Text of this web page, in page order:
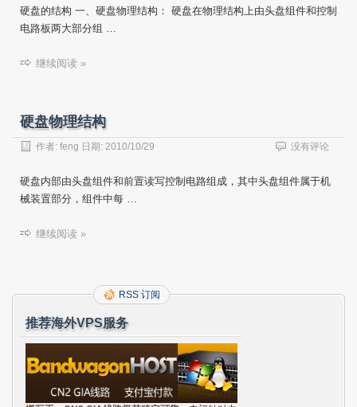
硬盘的结构 一、硬盘物理结构： 硬盘在物理结构上由头盘组件和控制
电路板两大部分组 …
继续阅读 »
硬盘物理结构
作者: feng 日期: 2010/10/29 没有评论
硬盘内部由头盘组件和前置读写控制电路组成，其中头盘组件属于机
械装置部分，组件中每 …
继续阅读 »
RSS 订阅
推荐海外VPS服务